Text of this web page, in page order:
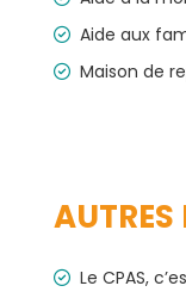
Aide aux
Maison de
Le CPAS,